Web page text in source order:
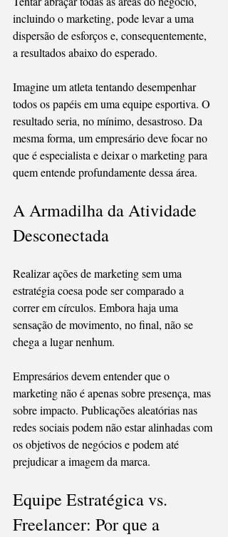
incluindo o marketing, pode levar a uma
dispersão de esforços e, consequentemente,
a resultados abaixo do esperado.
Imagine um atleta tentando desempenhar
todos os papéis em uma equipe esportiva. O
resultado seria, no mínimo, desastroso. Da
mesma forma, um empresário deve focar no
que é especialista e deixar o marketing para
quem entende profundamente dessa área.
A Armadilha da Atividade
Desconectada
Realizar ações de marketing sem uma
estratégia coesa pode ser comparado a
correr em círculos. Embora haja uma
sensação de movimento, no final, não se
chega a lugar nenhum.
Empresários devem entender que o
marketing não é apenas sobre presença, mas
sobre impacto. Publicações aleatórias nas
redes sociais podem não estar alinhadas com
os objetivos de negócios e podem até
prejudicar a imagem da marca.
Equipe Estratégica vs.
Freelancer: Por que a